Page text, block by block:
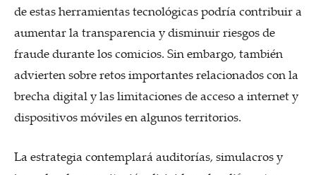
de estas herramientas tecnológicas podría contribuir a
aumentar la transparencia y disminuir riesgos de
fraude durante los comicios. Sin embargo, también
advierten sobre retos importantes relacionados con la
brecha digital y las limitaciones de acceso a internet y
dispositivos móviles en algunos territorios.
La estrategia contemplará auditorías, simulacros y